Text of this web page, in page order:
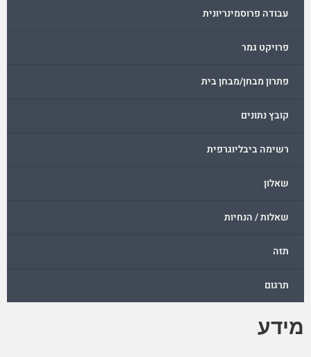
עבודה פרוסמינריונית
פרויקט גמר
פתרון מבחן/מבחן בית
קובץ נתונים
רשימה ביבליוגרפית
שאלון
שאלות / הנחיות
תזה
תרגום
מידע